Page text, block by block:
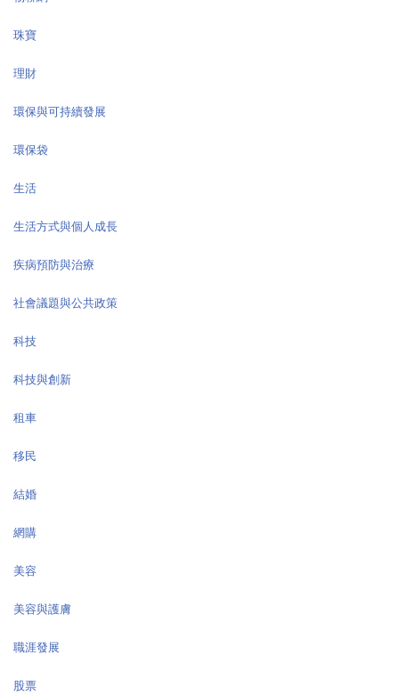
珠寶
理財
環保與可持續發展
環保袋
生活
生活方式與個人成長
疾病預防與治療
社會議題與公共政策
科技
科技與創新
租車
移民
結婚
網購
美容
美容與護膚
職涯發展
股票